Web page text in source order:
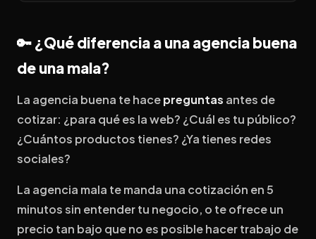
🔑 ¿Qué diferencia a una agencia buena
de una mala?
La agencia buena te hacepreguntas antes de
cotizar: ¿para qué es la web? ¿Cuál es tu público?
¿Cuántos productos tienes? ¿Ya tienes redes
sociales?
La agencia mala te manda una cotización en 5
minutos sin entender tu negocio, o te ofrece un
precio tan bajo que no es posible hacer trabajo de